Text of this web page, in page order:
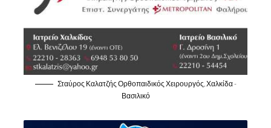
Σταύρος Καλατζής Ορθοπαιδικός Χειρουργός, Χαλκίδα -
Βασιλικό